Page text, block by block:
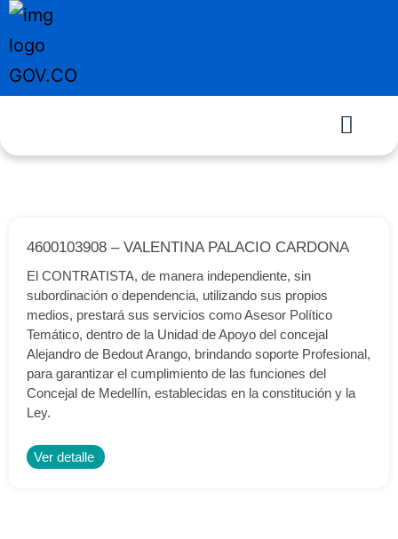
4600103908 – VALENTINA PALACIO CARDONA
El CONTRATISTA, de manera independiente, sin
subordinación o dependencia, utilizando sus propios
medios, prestará sus servicios como Asesor Político
Temático, dentro de la Unidad de Apoyo del concejal
Alejandro de Bedout Arango, brindando soporte Profesional,
para garantizar el cumplimiento de las funciones del
Concejal de Medellín, establecidas en la constitución y la
Ley.
Ver detalle